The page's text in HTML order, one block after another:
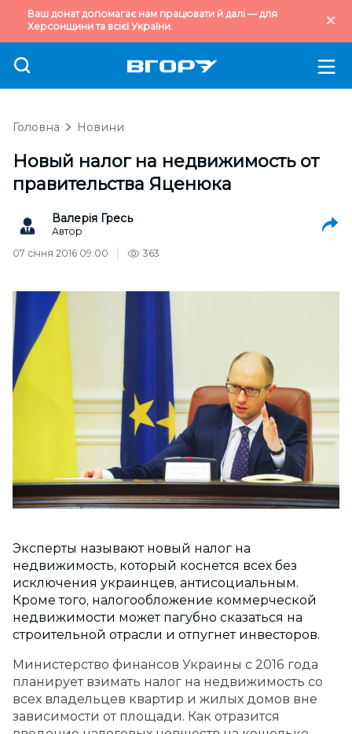
Ваш донат допомагає нам працювати й далі — для
Херсонщини та всієї України.
Головна Новини
Новый налог на недвижимость от
правительства Яценюка
Валерія Гресь
Автор
07 січня 2016 09:00
363
Эксперты называют новый налог на
недвижимость, который коснется всех без
исключения украинцев, антисоциальным.
Кроме того, налогообложение коммерческой
недвижимости может пагубно сказаться на
строительной отрасли и отпугнет инвесторов.
Министерство финансов Украины с 2016 года
планирует взимать налог на недвижимость со
всех владельцев квартир и жилых домов вне
зависимости от площади. Как отразится